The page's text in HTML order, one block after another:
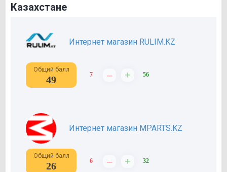
Казахстане
Интернет магазин RULIM.KZ
Общий балл
49 7 – + 56
Интернет магазин MPARTS.KZ
Общий балл
26 6 – + 32